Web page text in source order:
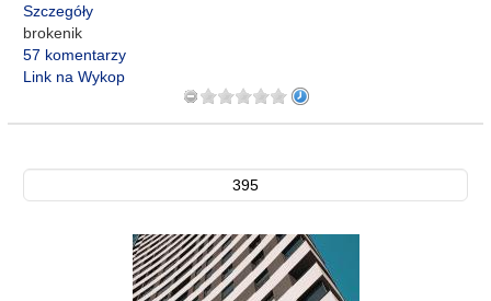
Szczegóły
brokenik
57 komentarzy
Link na Wykop
395